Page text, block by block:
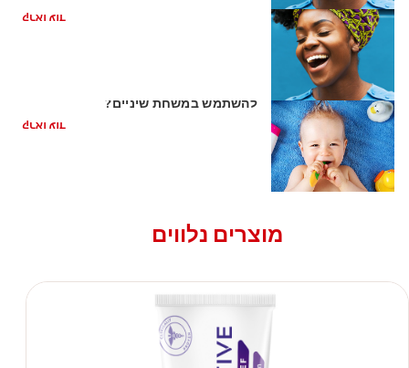
קראו עוד
להשתמש במשחת שיניים?
קראו עוד
מוצרים נלווים